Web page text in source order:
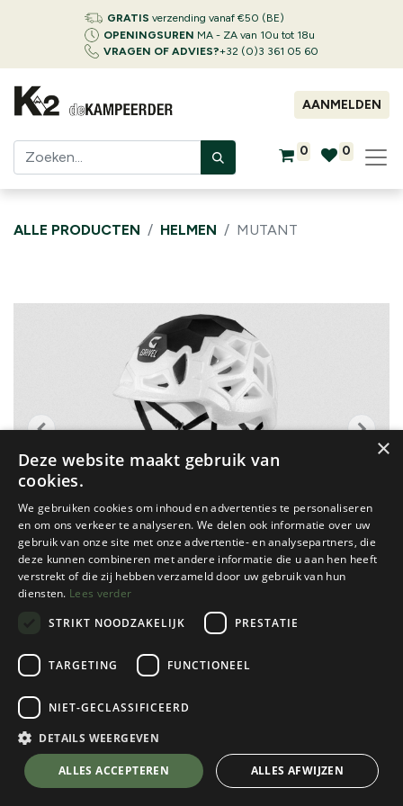
GRATIS verzending vanaf €50 (BE)
OPENINGSUREN MA - ZA van 10u tot 18u
VRAGEN OF ADVIES?+32 (0)3 361 05 60
AANMELDEN
0 0
ALLE PRODUCTEN HELMEN MUTANT
Grivel
Mutant
White/Black
Kies een maat💬 Stel je vraag over dit product via WhatsApp
×
Deze website maakt gebruik van
cookies.
We gebruiken cookies om inhoud en advertenties te personaliseren
en om ons verkeer te analyseren. We delen ook informatie over uw
gebruik van onze site met onze advertentie- en analysepartners, die
deze kunnen combineren met andere informatie die u aan hen heeft
verstrekt of die zij hebben verzameld door uw gebruik van hun
diensten. Lees verder
STRIKT NOODZAKELIJK
PRESTATIE
TARGETING FUNCTIONEEL
NIET-GECLASSIFICEERD
DETAILS WEERGEVEN
ALLES ACCEPTEREN ALLES AFWIJZEN